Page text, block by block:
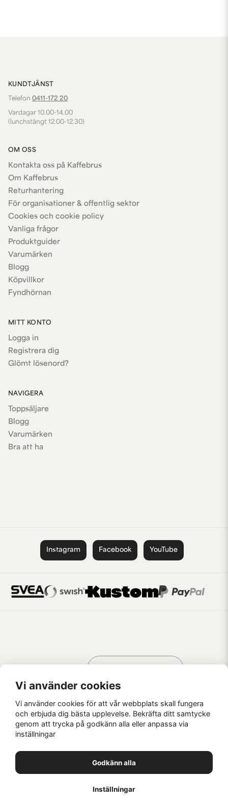
KUNDTJÄNST
Telefon 0411-172 20
Vardagar 10.00-14.00
(lunchstängt 12.00-12.30)
OM OSS
Kontakta oss på Kaffebrus
Om Kaffebrus
Returhantering
För organisationer & offentlig sektor
Cookies och cookie policy
Vanliga frågor
Produktguider
Varumärken
Blogg
Köpvillkor
Fyndhörnan
MITT KONTO
Logga in
Registrera dig
Glömt lösenord?
NAVIGERA
Toppsäljare
Blogg
Varumärken
Bra att ha
Instagram Facebook YouTube
Kaffebrus AB, Förskeppsgatan 2, 271 55 Ystad
AV KREATÖRER
Vi använder cookies
Vi använder cookies för att vår webbplats skall fungera
och erbjuda dig bästa upplevelse. Bekräfta ditt samtycke
genom att trycka på godkänn alla eller anpassa via
inställningar
Godkänn alla
Inställningar